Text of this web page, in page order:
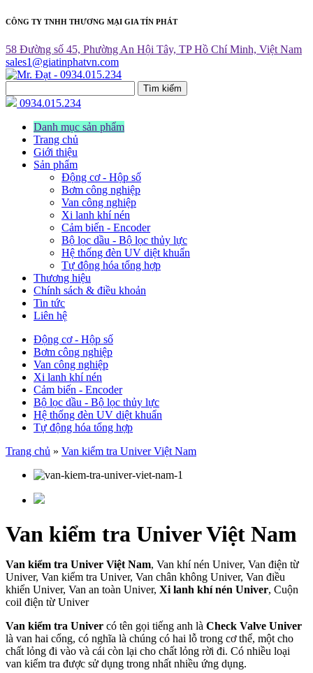
CÔNG TY TNHH THƯƠNG MẠI GIA TÍN PHÁT
58 Đường số 45, Phường An Hội Tây, TP Hồ Chí Minh, Việt Nam
sales1@giatinphatvn.com
Tìm kiếm
0934.015.234
Danh mục sản phẩm
Trang chủ
Giới thiệu
Sản phẩm
Động cơ - Hộp số
Bơm công nghiệp
Van công nghiệp
Xi lanh khí nén
Cảm biến - Encoder
Bộ lọc dầu - Bộ lọc thủy lực
Hệ thống đèn UV diệt khuẩn
Tự động hóa tổng hợp
Thương hiệu
Chính sách & điều khoản
Tin tức
Liên hệ
Động cơ - Hộp số
Bơm công nghiệp
Van công nghiệp
Xi lanh khí nén
Cảm biến - Encoder
Bộ lọc dầu - Bộ lọc thủy lực
Hệ thống đèn UV diệt khuẩn
Tự động hóa tổng hợp
Trang chủ » Van kiểm tra Univer Việt Nam
Van kiểm tra Univer Việt Nam
Van kiểm tra Univer Việt Nam, Van khí nén Univer, Van điện từ
Univer, Van kiểm tra Univer, Van chân không Univer, Van điều
khiển Univer, Van an toàn Univer, Xi lanh khí nén Univer, Cuộn
coil điện từ Univer
Van kiểm tra Univer có tên gọi tiếng anh là Check Valve Univer
là van hai cổng, có nghĩa là chúng có hai lỗ trong cơ thể, một cho
chất lỏng đi vào và cái còn lại cho chất lỏng rời đi. Có nhiều loại
van kiểm tra được sử dụng trong nhất nhiều ứng dụng.